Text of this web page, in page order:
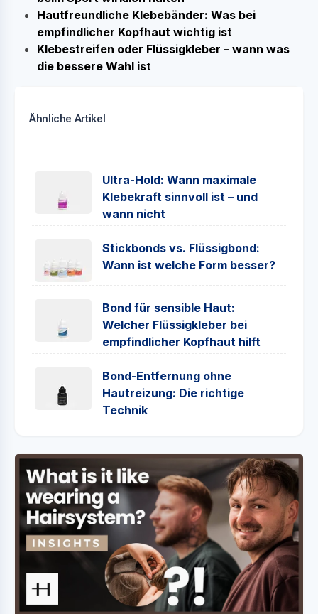
Hautfreundliche Klebebänder: Was bei
empfindlicher Kopfhaut wichtig ist
Klebestreifen oder Flüssigkleber – wann was
die bessere Wahl ist
Ähnliche Artikel
Ultra-Hold: Wann maximale
Klebekraft sinnvoll ist – und
wann nicht
Stickbonds vs. Flüssigbond:
Wann ist welche Form besser?
Bond für sensible Haut:
Welcher Flüssigkleber bei
empfindlicher Kopfhaut hilft
Bond-Entfernung ohne
Hautreizung: Die richtige
Technik